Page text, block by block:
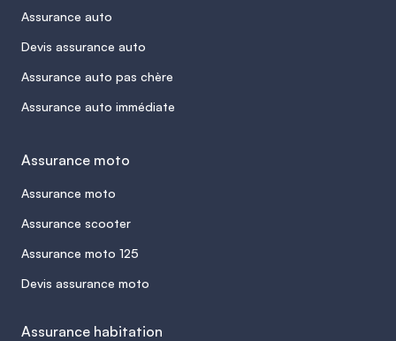
Assurance auto
Devis assurance auto
Assurance auto pas chère
Assurance auto immédiate
Assurance moto
Assurance moto
Assurance scooter
Assurance moto 125
Devis assurance moto
Assurance habitation